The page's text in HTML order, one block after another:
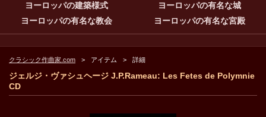
ヨーロッパの建築様式
ヨーロッパの有名な城
ヨーロッパの有名な教会
ヨーロッパの有名な宮殿
クラシック作曲家.com アイテム 詳細
ジェルジ・ヴァシュヘージ J.P.Rameau: Les Fetes de Polymnie
CD